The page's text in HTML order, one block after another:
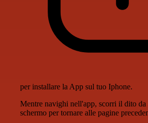
per installare la App sul tuo Iphone.
Mentre navighi nell'app, scorri il dito da
schermo per tornare alle pagine